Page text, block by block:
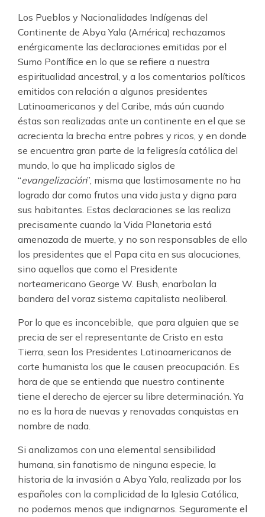
Los Pueblos y Nacionalidades Indígenas del
Continente de Abya Yala (América) rechazamos
enérgicamente las declaraciones emitidas por el
Sumo Pontífice en lo que se refiere a nuestra
espiritualidad ancestral, y a los comentarios políticos
emitidos con relación a algunos presidentes
Latinoamericanos y del Caribe, más aún cuando
éstas son realizadas ante un continente en el que se
acrecienta la brecha entre pobres y ricos, y en donde
se encuentra gran parte de la feligresía católica del
mundo, lo que ha implicado siglos de
“evangelización”, misma que lastimosamente no ha
logrado dar como frutos una vida justa y digna para
sus habitantes. Estas declaraciones se las realiza
precisamente cuando la Vida Planetaria está
amenazada de muerte, y no son responsables de ello
los presidentes que el Papa cita en sus alocuciones,
sino aquellos que como el Presidente
norteamericano George W. Bush, enarbolan la
bandera del voraz sistema capitalista neoliberal.
Por lo que es inconcebible, que para alguien que se
precia de ser el representante de Cristo en esta
Tierra, sean los Presidentes Latinoamericanos de
corte humanista los que le causen preocupación. Es
hora de que se entienda que nuestro continente
tiene el derecho de ejercer su libre determinación. Ya
no es la hora de nuevas y renovadas conquistas en
nombre de nada.
Si analizamos con una elemental sensibilidad
humana, sin fanatismo de ninguna especie, la
historia de la invasión a Abya Yala, realizada por los
españoles con la complicidad de la Iglesia Católica,
no podemos menos que indignarnos. Seguramente el